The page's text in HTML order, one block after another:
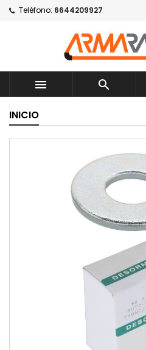
Teléfono: 6644209927
 
INICIO